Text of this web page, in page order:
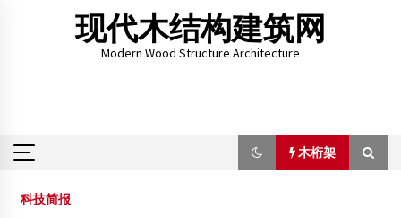
现代木结构建筑网
Modern Wood Structure Architecture
木桁架
木桁架
科技简报